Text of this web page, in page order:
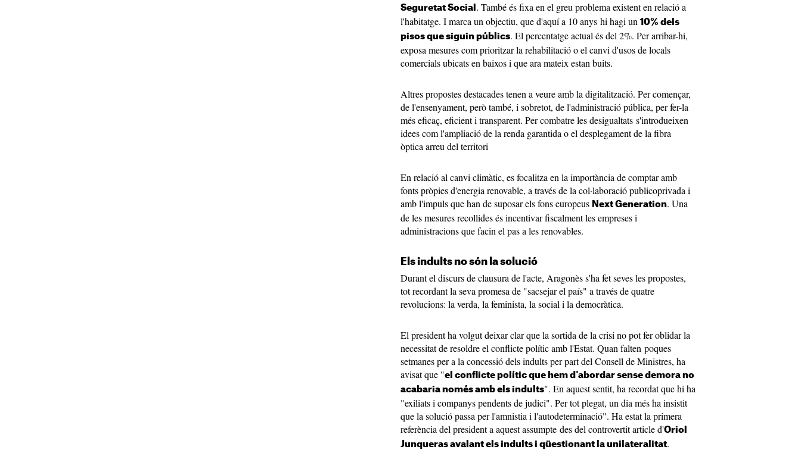
Seguretat Social . També és fixa en el greu problema existent en relació a
l'habitatge. I marca un objectiu, que d'aquí a 10 anys hi hagi un 10% dels
pisos que siguin públics. El percentatge actual és del 2%. Per arribar-hi,
exposa mesures com prioritzar la rehabilitació o el canvi d'usos de locals
comercials ubicats en baixos i que ara mateix estan buits.
Altres propostes destacades tenen a veure amb la digitalització. Per començar,
de l'ensenyament, però també, i sobretot, de l'administració pública, per fer-la
més eficaç, eficient i transparent. Per combatre les desigualtats s'introdueixen
idees com l'ampliació de la renda garantida o el desplegament de la fibra
òptica arreu del territori
En relació al canvi climàtic, es focalitza en la importància de comptar amb
fonts pròpies d'energia renovable, a través de la col·laboració publicoprivada i
amb l'impuls que han de suposar els fons europeus Next Generation. Una
de les mesures recollides és incentivar fiscalment les empreses i
administracions que facin el pas a les renovables.
Els indults no són la solució
Durant el discurs de clausura de l'acte, Aragonès s'ha fet seves les propostes,
tot recordant la seva promesa de "sacsejar el país" a través de quatre
revolucions: la verda, la feminista, la social i la democràtica.
El president ha volgut deixar clar que la sortida de la crisi no pot fer oblidar la
necessitat de resoldre el conflicte polític amb l'Estat. Quan falten poques
setmanes per a la concessió dels indults per part del Consell de Ministres, ha
avisat que "el conflicte polític que hem d'abordar sense demora no
acabaria només amb els indults". En aquest sentit, ha recordat que hi ha
"exiliats i companys pendents de judici". Per tot plegat, un dia més ha insistit
que la solució passa per l'amnistia i l'autodeterminació". Ha estat la primera
referència del president a aquest assumpte des del controvertit article d'Oriol
Junqueras avalant els indults i qüestionant la unilateralitat.